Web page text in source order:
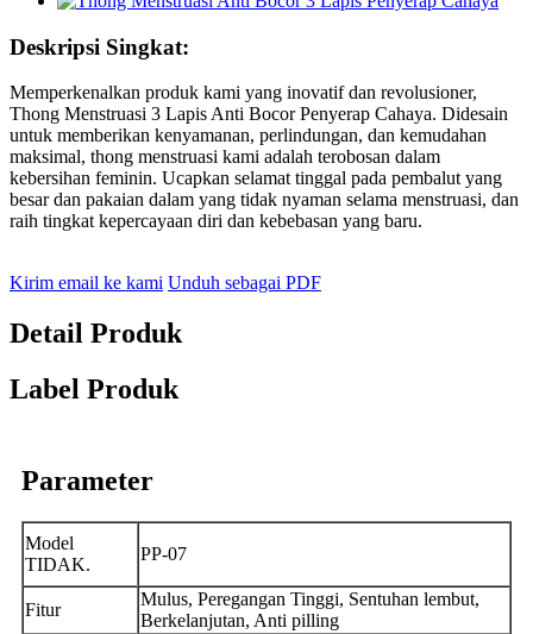
Deskripsi Singkat:
Memperkenalkan produk kami yang inovatif dan revolusioner,
Thong Menstruasi 3 Lapis Anti Bocor Penyerap Cahaya. Didesain
untuk memberikan kenyamanan, perlindungan, dan kemudahan
maksimal, thong menstruasi kami adalah terobosan dalam
kebersihan feminin. Ucapkan selamat tinggal pada pembalut yang
besar dan pakaian dalam yang tidak nyaman selama menstruasi, dan
raih tingkat kepercayaan diri dan kebebasan yang baru.
Kirim email ke kami Unduh sebagai PDF
Detail Produk
Label Produk
Parameter
Model
TIDAK.
PP-07
Fitur
Mulus, Peregangan Tinggi, Sentuhan lembut,
Berkelanjutan, Anti pilling